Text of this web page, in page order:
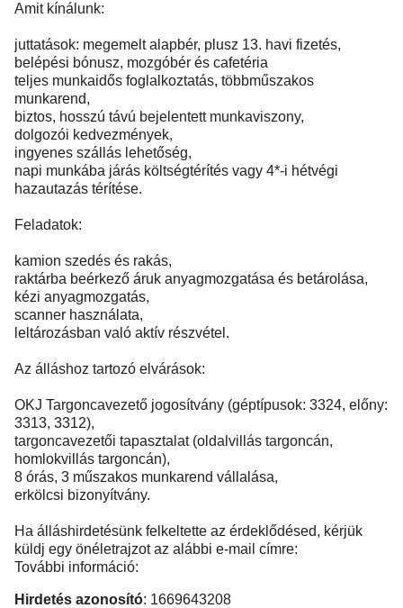
Amit kínálunk:
juttatások: megemelt alapbér, plusz 13. havi fizetés,
belépési bónusz, mozgóbér és cafetéria
teljes munkaidős foglalkoztatás, többműszakos
munkarend,
biztos, hosszú távú bejelentett munkaviszony,
dolgozói kedvezmények,
ingyenes szállás lehetőség,
napi munkába járás költségtérítés vagy 4*-i hétvégi
hazautazás térítése.
Feladatok:
kamion szedés és rakás,
raktárba beérkező áruk anyagmozgatása és betárolása,
kézi anyagmozgatás,
scanner használata,
leltározásban való aktív részvétel.
Az álláshoz tartozó elvárások:
OKJ Targoncavezető jogosítvány (géptípusok: 3324, előny:
3313, 3312),
targoncavezetői tapasztalat (oldalvillás targoncán,
homlokvillás targoncán),
8 órás, 3 műszakos munkarend vállalása,
erkölcsi bizonyítvány.
Ha álláshirdetésünk felkeltette az érdeklődésed, kérjük
küldj egy önéletrajzot az alábbi e-mail címre:
További információ:
Hirdetés azonosító: 1669643208